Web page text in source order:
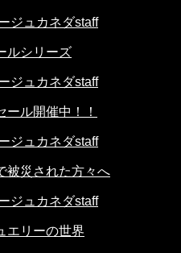
ジュカネダstaff
ルシリーズ
ジュカネダstaff
ル開催中！！
ジュカネダstaff
被災された方々へ
ジュカネダstaff
エリーの世界